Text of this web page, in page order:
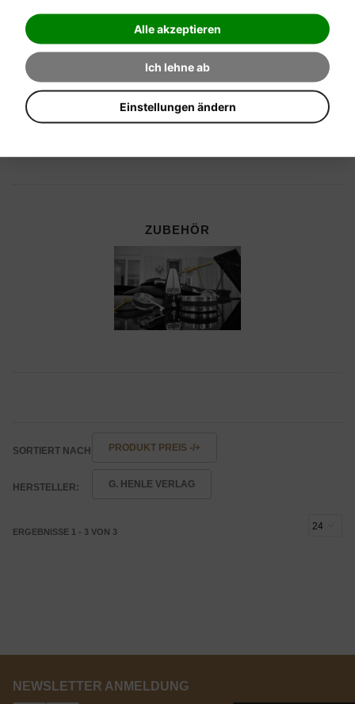
Alle akzeptieren
Ich lehne ab
Einstellungen ändern
ZUBEHÖR
SORTIERT NACH PRODUKT PREIS -/+
HERSTELLER: G. HENLE VERLAG
ERGEBNISSE 1 - 3 VON 3
NEWSLETTER ANMELDUNG